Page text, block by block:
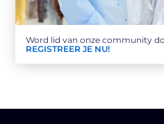
Word lid van onze community
REGISTREER JE NU!